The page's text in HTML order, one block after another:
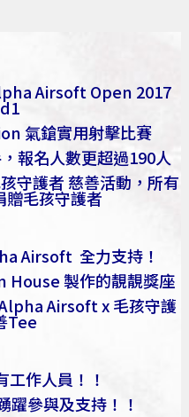
Airsoft Open 2017
氣鎗實用射擊比賽
報名人數更超過190人
守護者 慈善活動，所有
贈毛孩守護者
Airsoft 全力支持！
製作的靚靚獎座
Airsoft x 毛孩守護
Tee
工作人員！！
躍參與及支持！！